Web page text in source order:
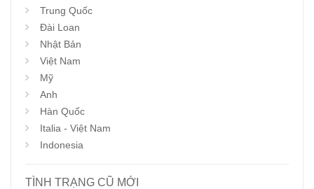
Trung Quốc
Đài Loan
Nhật Bản
Việt Nam
Mỹ
Anh
Hàn Quốc
Italia - Việt Nam
Indonesia
TÌNH TRẠNG CŨ MỚI